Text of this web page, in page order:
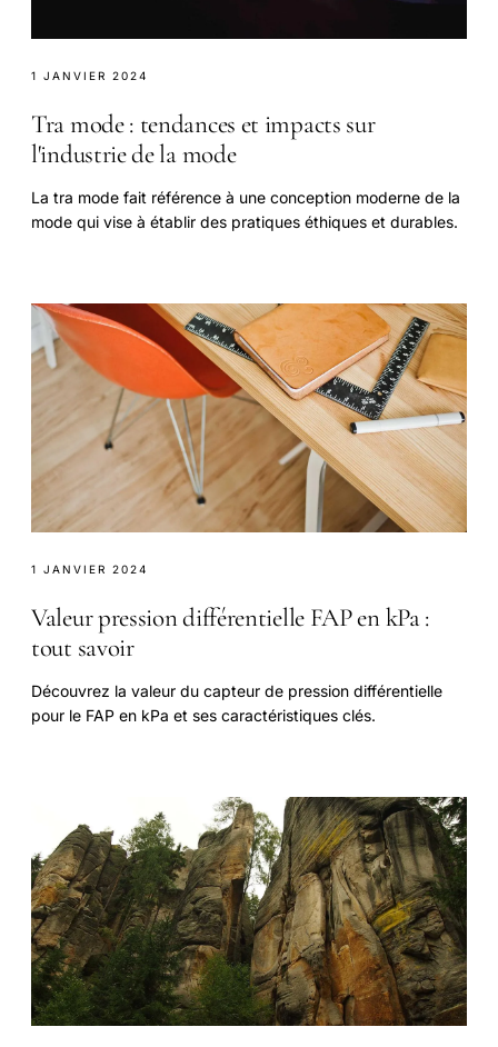
1 JANVIER 2024
Tra mode : tendances et impacts sur
l'industrie de la mode
La tra mode fait référence à une conception moderne de la
mode qui vise à établir des pratiques éthiques et durables.
1 JANVIER 2024
Valeur pression différentielle FAP en kPa :
tout savoir
Découvrez la valeur du capteur de pression différentielle
pour le FAP en kPa et ses caractéristiques clés.